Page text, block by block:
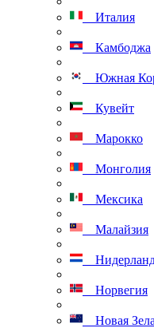
Италия
Камбоджа
Южная
Кувейт
Марокко
Монголия
Мексика
Малайзия
Норвегия
Новая